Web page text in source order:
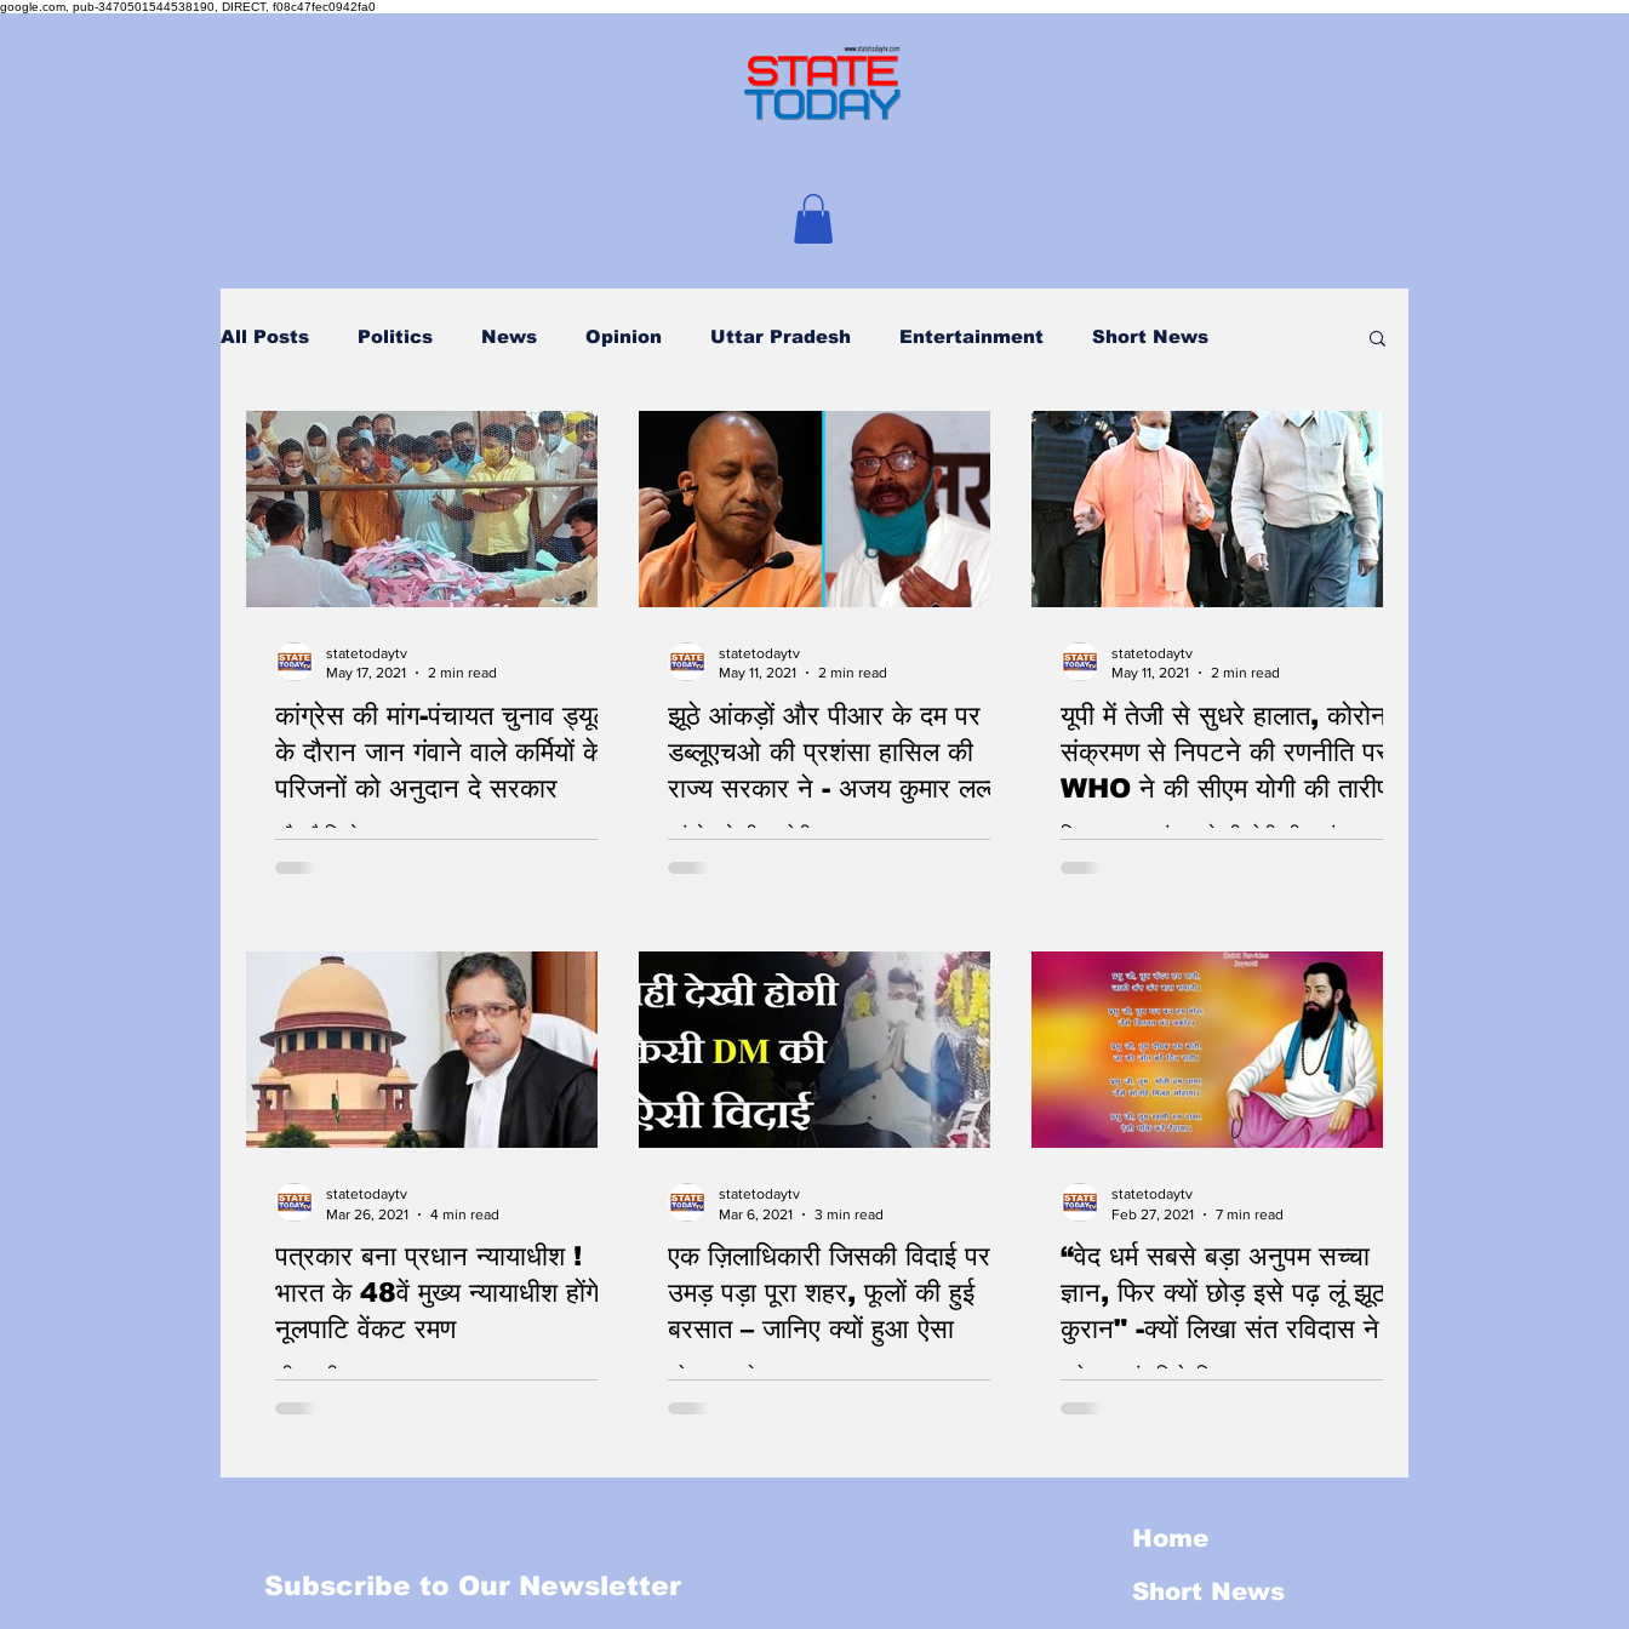
google.com, pub-3470501544538190, DIRECT, f08c47fec0942fa0
All Posts Politics News Opinion Uttar Pradesh Entertainment Short News
Personality
कांग्रेस की मांग-पंचायत चुनाव ड्यूटी
के दौरान जान गंवाने वाले कर्मियों के
परिजनों को अनुदान दे सरकार
कौन है जिम्मेदार?
statetodaytv
May 17, 2021
2 min read
झूठे आंकड़ों और पीआर के दम पर
डब्लूएचओ की प्रशंसा हासिल की
राज्य सरकार ने - अजय कुमार लल्लू
कांग्रेस ने सीएम योगी पर उठाए सवाल
statetodaytv
May 11, 2021
2 min read
यूपी में तेजी से सुधरे हालात, कोरोना
संक्रमण से निपटने की रणनीति पर
WHO ने की सीएम योगी की तारीफ
विश्व स्वास्थ्य संगठन ने की योगी की प्रशंसा
statetodaytv
May 11, 2021
2 min read
पत्रकार बना प्रधान न्यायाधीश !
भारत के 48वें मुख्य न्यायाधीश होंगे
नूलपाटि वेंकट रमण
जीवन की करवट
statetodaytv
Mar 26, 2021
4 min read
एक ज़िलाधिकारी जिसकी विदाई पर
उमड़ पड़ा पूरा शहर, फूलों की हुई
बरसात – जानिए क्यों हुआ ऐसा
कोहरामपुर से रामपुर
statetodaytv
Mar 6, 2021
3 min read
“वेद धर्म सबसे बड़ा अनुपम सच्चा
ज्ञान, फिर क्यों छोड़ इसे पढ़ लूं झूठ
कुरान" -क्यों लिखा संत रविदास ने
नमो नमन संत शिरोमणि
statetodaytv
Feb 27, 2021
7 min read
Subscribe to Our Newsletter
Home
Short News